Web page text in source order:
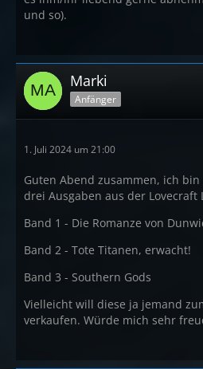
und so).
Marki
Anfänger
1. Juli 2024 um 21:00
Guten Abend zusammen, ich
drei Ausgaben aus der Lovecraft
Band 1 - Die Romanze von
Band 2 - Tote Titanen, erwacht!
Band 3 - Southern Gods
Vielleicht will diese ja jemand
verkaufen. Würde mich sehr